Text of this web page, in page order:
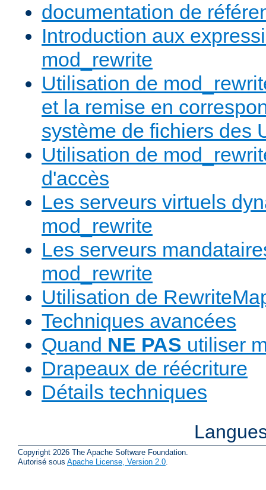
documentation de
Introduction aux
mod_rewrite
Utilisation de
et la remise en
système de fichiers des
Utilisation de
d'accès
Les serveurs virtuels
mod_rewrite
Les serveurs
mod_rewrite
Utilisation de
Techniques avancées
Quand NE PAS utiliser
Drapeaux de réécriture
Détails techniques
Copyright 2026 The Apache Software Foundation.
Autorisé sous Apache License, Version 2.0